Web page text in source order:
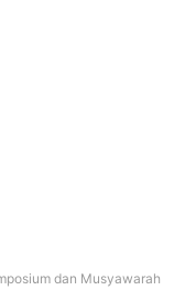
dan Musyawarah